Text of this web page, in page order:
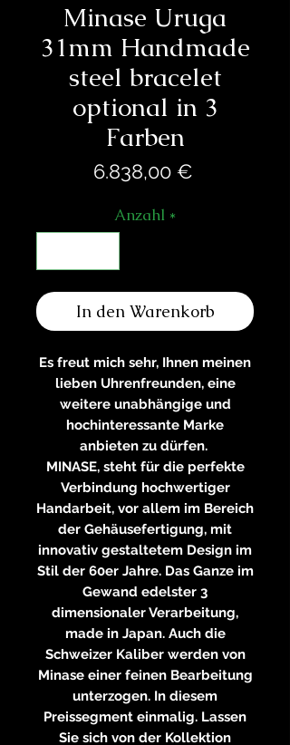
Minase Uruga
31mm Handmade
steel bracelet
optional in 3
Farben
6.838,00 €Preis
Anzahl *
In den Warenkorb
Es freut mich sehr, Ihnen meinen
lieben Uhrenfreunden, eine
weitere unabhängige und
hochinteressante Marke
anbieten zu dürfen.
MINASE, steht für die perfekte
Verbindung hochwertiger
Handarbeit, vor allem im Bereich
der Gehäusefertigung, mit
innovativ gestaltetem Design im
Stil der 60er Jahre. Das Ganze im
Gewand edelster 3
dimensionaler Verarbeitung,
made in Japan. Auch die
Schweizer Kaliber werden von
Minase einer feinen Bearbeitung
unterzogen. In diesem
Preissegment einmalig. Lassen
Sie sich von der Kollektion